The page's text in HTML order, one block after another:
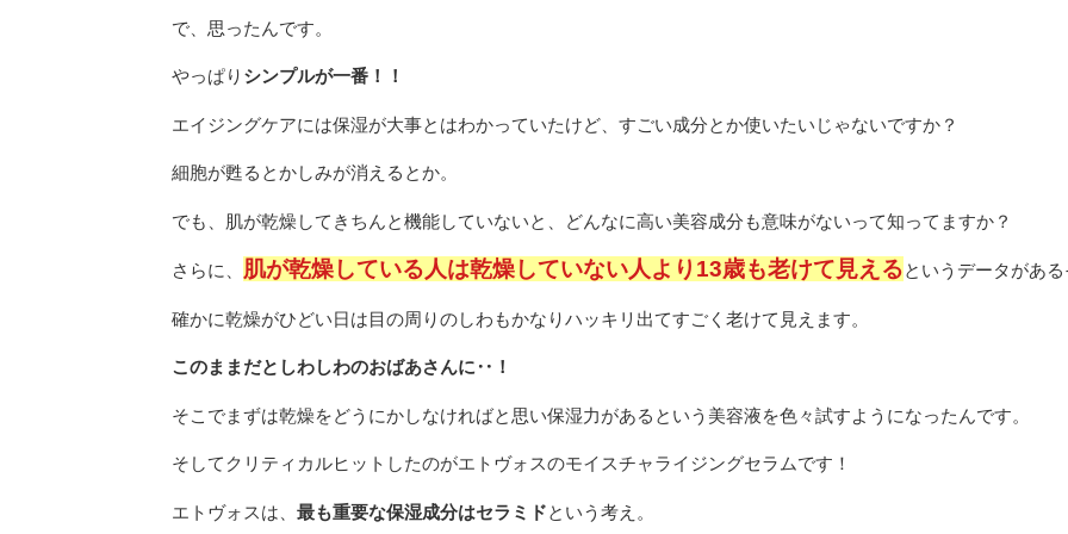
で、思ったんです。
やっぱり シンプルが一番！！
エイジングケアには保湿が大事とはわかっていたけど、すごい成分とか使いたいじゃないですか？
細胞が甦るとかしみが消えるとか。
でも、肌が乾燥してきちんと機能していないと、どんなに高い美容成分も意味がないって知ってますか？
さらに、 肌が乾燥している人は乾燥していない人より13歳も老けて見えるというデータがあ
確かに乾燥がひどい日は目の周りのしわもかなりハッキリ出てすごく老けて見えます。
このままだとしわしわのおばあさんに‥！
そこでまずは乾燥をどうにかしなければと思い保湿力があるという美容液を色々試すようになったんです。
そしてクリティカルヒットしたのがエトヴォスのモイスチャライジングセラムです！
エトヴォスは、 最も重要な保湿成分はセラミドという考え。